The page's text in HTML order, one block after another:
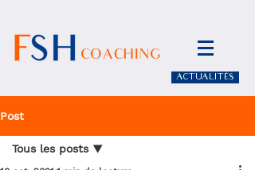
ACTUALITÉS
Post
Tous les posts